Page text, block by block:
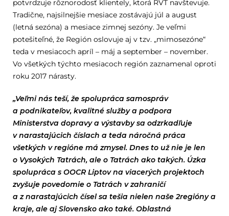
potvrdzuje rôznorodosť klientely, ktorá RVT navštevuje.
Tradične, najsilnejšie mesiace zostávajú júl a august
(letná sezóna) a mesiace zimnej sezóny. Je veľmi
potešiteľné, že Región oslovuje aj v tzv. „mimosezóne“
teda v mesiacoch apríl – máj a september – november.
Vo všetkých týchto mesiacoch región zaznamenal oproti
roku 2017 nárasty.
„Veľmi nás teší, že spolupráca samospráv
a podnikateľov, kvalitné služby a podpora
Ministerstva dopravy a výstavby sa odzrkadľuje
v narastajúcich číslach a teda náročná práca
všetkých v regióne má zmysel. Dnes to už nie je len
o Vysokých Tatrách, ale o Tatrách ako takých. Úzka
spolupráca s OOCR Liptov na viacerých projektoch
zvyšuje povedomie o Tatrách v zahraničí
a z narastajúcich čísel sa tešia nielen naše 2regióny a
kraje, ale aj Slovensko ako také. Oblastná